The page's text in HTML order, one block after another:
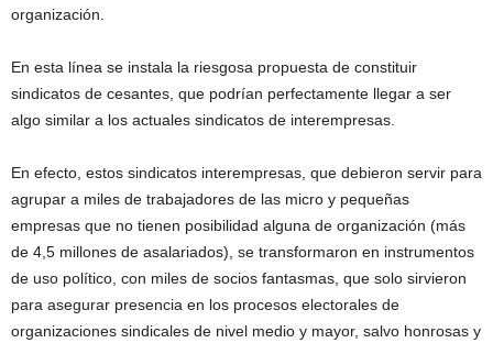
organización.
En esta línea se instala la riesgosa propuesta de constituir
sindicatos de cesantes, que podrían perfectamente llegar a ser
algo similar a los actuales sindicatos de interempresas.
En efecto, estos sindicatos interempresas, que debieron servir para
agrupar a miles de trabajadores de las micro y pequeñas
empresas que no tienen posibilidad alguna de organización (más
de 4,5 millones de asalariados), se transformaron en instrumentos
de uso político, con miles de socios fantasmas, que solo sirvieron
para asegurar presencia en los procesos electorales de
organizaciones sindicales de nivel medio y mayor, salvo honrosas y